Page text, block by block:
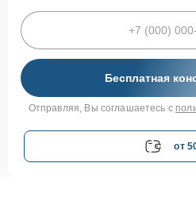
Бесплатная
Отправляя, Вы соглашаетесь с
от